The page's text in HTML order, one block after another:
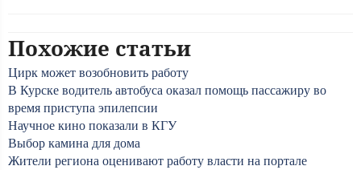
Похожие статьи
Цирк может возобновить работу
В Курске водитель автобуса оказал помощь пассажиру во
время приступа эпилепсии
Научное кино показали в КГУ
Выбор камина для дома
Жители региона оценивают работу власти на портале